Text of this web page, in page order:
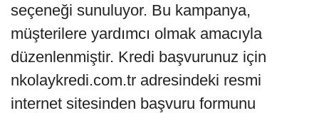
seçeneği sunuluyor. Bu kampanya,
müşterilere yardımcı olmak amacıyla
düzenlenmiştir. Kredi başvurunuz için
nkolaykredi.com.tr adresindeki resmi
internet sitesinden başvuru formunu